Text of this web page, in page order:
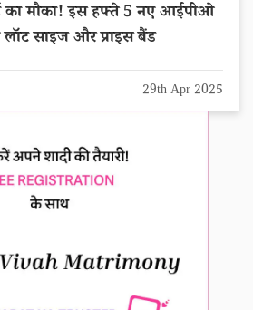
मौका! इस हफ्ते 5 नए आईपीओ
साइज और प्राइस बैंड
29th Apr 2025